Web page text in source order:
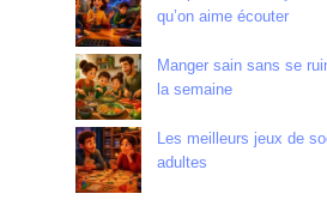
qu’on aime écouter
Manger sain sans se
la semaine
Les meilleurs jeux de
adultes